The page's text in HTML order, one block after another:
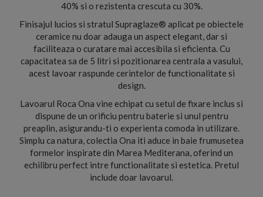
40% si o rezistenta crescuta cu 30%.
Finisajul lucios si stratul Supraglaze® aplicat pe obiectele
ceramice nu doar adauga un aspect elegant, dar si
faciliteaza o curatare mai accesibila si eficienta. Cu
capacitatea sa de 5 litri si pozitionarea centrala a vasului,
acest lavoar raspunde cerintelor de functionalitate si
design.
Lavoarul Roca Ona vine echipat cu setul de fixare inclus si
dispune de un orificiu pentru baterie si unul pentru
preaplin, asigurandu-ti o experienta comoda in utilizare.
Simplu ca natura, colectia Ona iti aduce in baie frumusetea
formelor inspirate din Marea Mediterana, oferind un
echilibru perfect intre functionalitate si estetica. Pretul
include doar lavoarul.